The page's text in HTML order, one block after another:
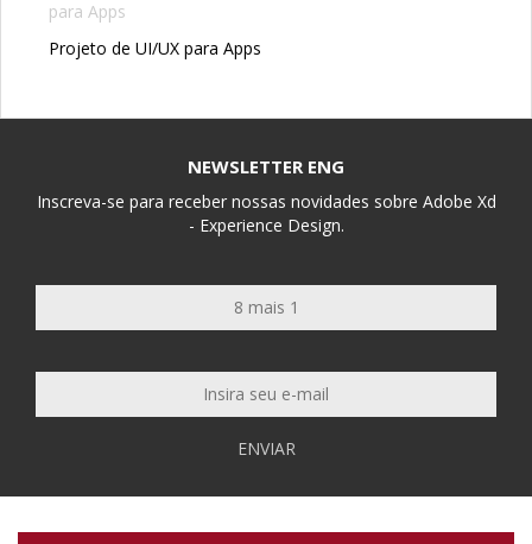
Projeto de UI/UX para Apps
NEWSLETTER ENG
Inscreva-se para receber nossas novidades sobre Adobe Xd
- Experience Design.
ENVIAR